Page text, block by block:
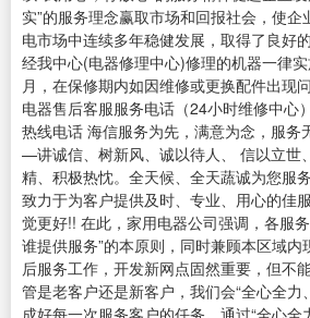
实”的服务理念赢取市场和回报社会，使
电市场中连续多年稳健发展，取得了良好
经我中心(电器修理中心)修理的机器一律
月，在保修期内如因维修或更换配件出现
电器售后客服服务电话（24小时维修中心
热线电话 海信服务为先，满意为念，服务
—讲诚信、树新风、诚以待人、 信以立世
精、积极热忱。全天候、全天蔬诚为您服
致力于为客户提供及时、专业、用心的佳
觉更好!! 在此，家用电器公司强调，各服
谁提供服务”的本原则，同时兼顾本区域内
后服务工作，开发新网点固然重要，但不
管是老客户还是新客户，我们会“全心全力